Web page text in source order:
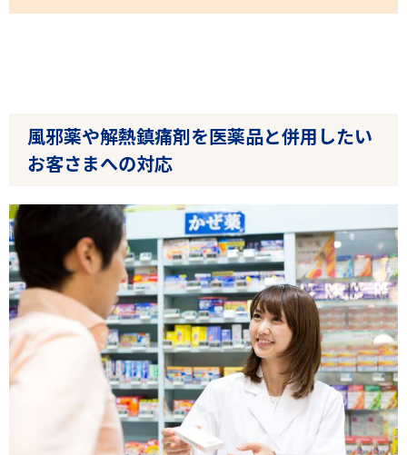
風邪薬や解熱鎮痛剤を医薬品と併用したい
お客さまへの対応